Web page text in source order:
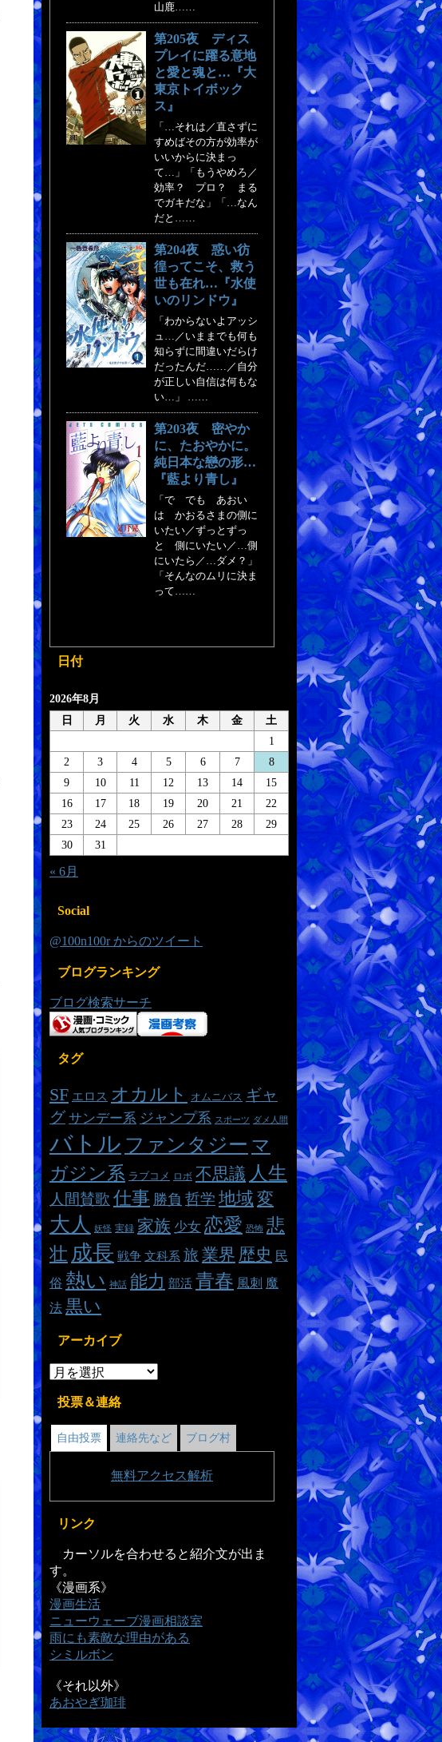
山鹿……
第205夜 ディス
プレイに躍る意地
と愛と魂と…『大
東京トイボック
ス』
「…それは／直さずに
すめばその方が効率が
いいからに決まっ
て…」「もうやめろ／
効率？ プロ？ まる
でガキだな」「…なん
だと……
第204夜 惑い彷
徨ってこそ、救う
世も在れ…『水使
いのリンドウ』
「わからないよアッシ
ュ…／いままでも何も
知らずに間違いだらけ
だったんだ……／自分
が正しい自信は何もな
い…」 ……
第203夜 密やか
に、たおやかに。
純日本な戀の形…
『藍より青し』
「で でも あおい
は かおるさまの側に
いたい／ずっとずっ
と 側にいたい／…側
にいたら／…ダメ？」
「そんなのムリに決ま
って……
日付
2026年8月
日
月 火 水 木 金
土
1
2
3 4 5 6 7
8
9
10 11 12 13 14
15
16
17 18 19 20 21
22
23
24 25 26 27 28
29
30
31
« 6月
Social
@100n100r からのツイート
ブログランキング
ブログ検索サーチ
タグ
SF エロス オカルト オムニバス ギャ
グ サンデー系 ジャンプ系 スポーツ ダメ人間
バトル ファンタジー マ
ガジン系 ラブコメ ロボ 不思議 人生
人間賛歌 仕事 勝負 哲学 地域 変
大人 妖怪 実録 家族 少女 恋愛 恐怖 悲
壮 成長 戦争 文科系 旅 業界 歴史 民
俗 熱い 神話 能力 部活 青春 風刺 魔
法 黒い
アーカイブ
投票＆連絡
自由投票 連絡先など ブログ村
無料アクセス解析
リンク
カーソルを合わせると紹介文が出ま
す。
《漫画系》
漫画生活
ニューウェーブ漫画相談室
雨にも素敵な理由がある
シミルボン
《それ以外》
あおやぎ珈琲